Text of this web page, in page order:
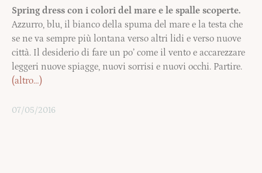
Spring dress con i colori del mare e le spalle scoperte.
Azzurro, blu, il bianco della spuma del mare e la testa che
se ne va sempre più lontana verso altri lidi e verso nuove
città. Il desiderio di fare un po’ come il vento e accarezzare
leggeri nuove spiagge, nuovi sorrisi e nuovi occhi. Partire.
(altro…)
07/05/2016